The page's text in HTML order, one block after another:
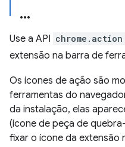
Use a API chrome.action
extensão na barra de
Os ícones de ação são
ferramentas do
da instalação, elas
(ícone de peça de
fixar o ícone da extensão